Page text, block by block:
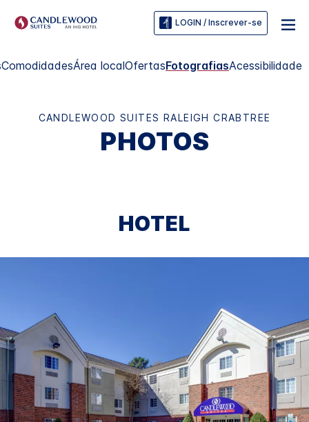
LOGIN / Inscrever-se
ComodidadesÁrea localOfertasFotografiasAcessibilidade
CANDLEWOOD SUITES RALEIGH CRABTREE
PHOTOS
HOTEL